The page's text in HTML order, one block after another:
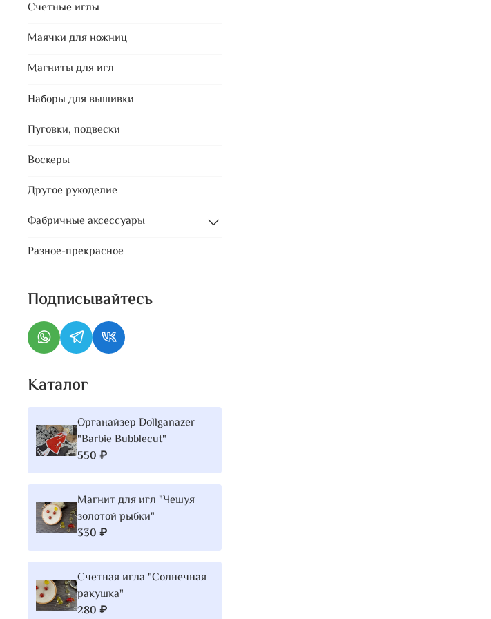
Счетные иглы
Маячки для ножниц
Магниты для игл
Наборы для вышивки
Пуговки, подвески
Воскеры
Другое рукоделие
Фабричные аксессуары
Разное-прекрасное
Подписывайтесь
Каталог
Органайзер Dollganazer
"Barbie Bubblecut"
550 ₽
Магнит для игл "Чешуя
золотой рыбки"
330 ₽
Счетная игла "Солнечная
ракушка"
280 ₽